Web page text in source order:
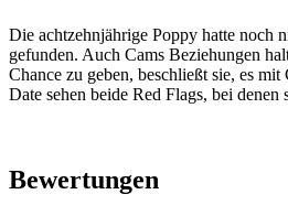
Die achtzehnjährige Poppy hatte noch
gefunden. Auch Cams Beziehungen
Chance zu geben, beschließt sie, es
Date sehen beide Red Flags, bei
Bewertungen